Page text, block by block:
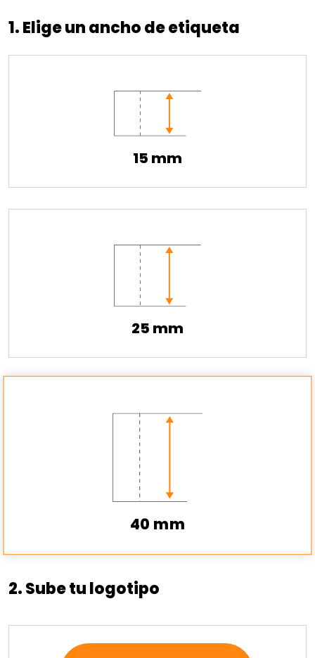
1. Elige un ancho de etiqueta
15 mm
25 mm
40 mm
2. Sube tu logotipo